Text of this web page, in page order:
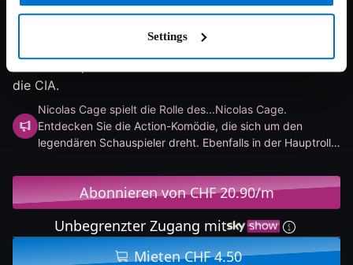
Settings
Nicolas erklärt sich bereit, gegen Bezahlung auf der
Geburtstagsparty eines milliardenschweren Superfans
die CIA.
Nicolas Cage spielt die Rolle des...Nicolas Cage.
Entdecken Sie die Action-Komödie, die sich um den
legendären Schauspieler dreht. Ebenfalls in der Hauptrolle:
Abonnieren von CHF 20.90/m
Unbegrenzter Zugang mit
Mieten CHF 4.50